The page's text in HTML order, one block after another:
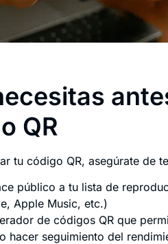
QR
tu código QR, asegúrate de
público a tu lista de
Apple Music, etc.)
de códigos QR que
hacer seguimiento del